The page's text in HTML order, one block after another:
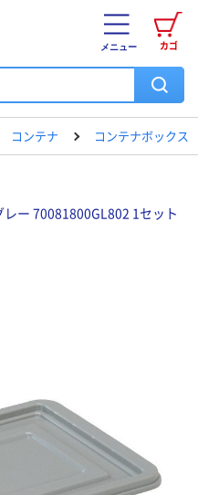
カゴ
メニュー
コンテナ コンテナボックス
ー 70081800GL802 1セット